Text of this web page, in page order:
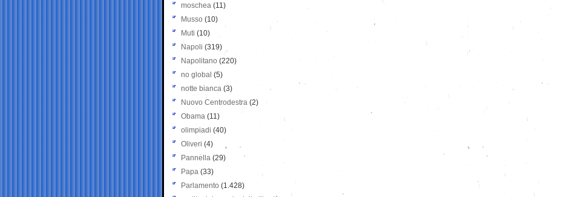
moschea (11)
Musso (10)
Muti (10)
Napoli (319)
Napolitano (220)
no global (5)
notte bianca (3)
Nuovo Centrodestra (2)
Obama (11)
olimpiadi (40)
Oliveri (4)
Pannella (29)
Papa (33)
Parlamento (1.428)